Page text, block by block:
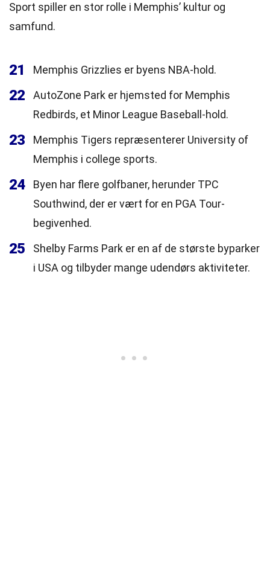
Sport spiller en stor rolle i Memphis’ kultur og
samfund.
21 Memphis Grizzlies er byens NBA-hold.
22
AutoZone Park er hjemsted for Memphis
Redbirds, et Minor League Baseball-hold.
23
Memphis Tigers repræsenterer University of
Memphis i college sports.
24
Byen har flere golfbaner, herunder TPC
Southwind, der er vært for en PGA Tour-
begivenhed.
25
Shelby Farms Park er en af de største byparker
i USA og tilbyder mange udendørs aktiviteter.